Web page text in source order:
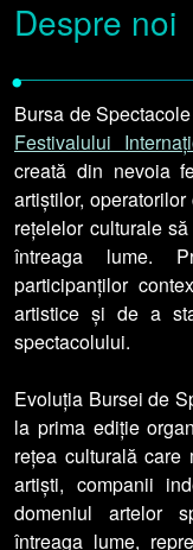
Despre noi
•
Bursa de
Festivalului
creată din nevoia
artiștilor,
rețelelor culturale
întreaga lume.
participanților
artistice și de a
spectacolului.
Evoluția Bursei de
la prima ediție
rețea culturală care
artiști, companii
domeniul artelor
întreaga lume,